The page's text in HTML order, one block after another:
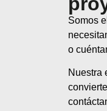
Somos
o
Nuestra